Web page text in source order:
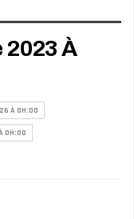
À
À 0H:00
0H:00